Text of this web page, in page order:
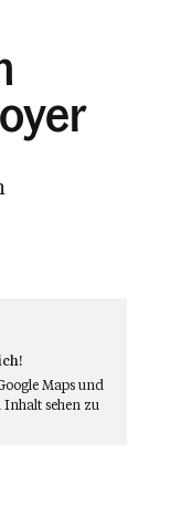
Mapsund
Inhalt sehen zu